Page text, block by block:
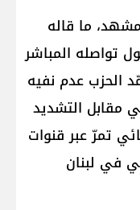
ما قاله
تواصله المباشر
الحزب عدم نفيه
مقابل التشديد
تمرّ عبر قنوات
في لبنان